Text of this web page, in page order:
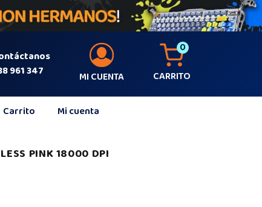
961 347
MI CUENTA
0
CARRITO
Carrito Mi cuenta
PINK 18000 DPI